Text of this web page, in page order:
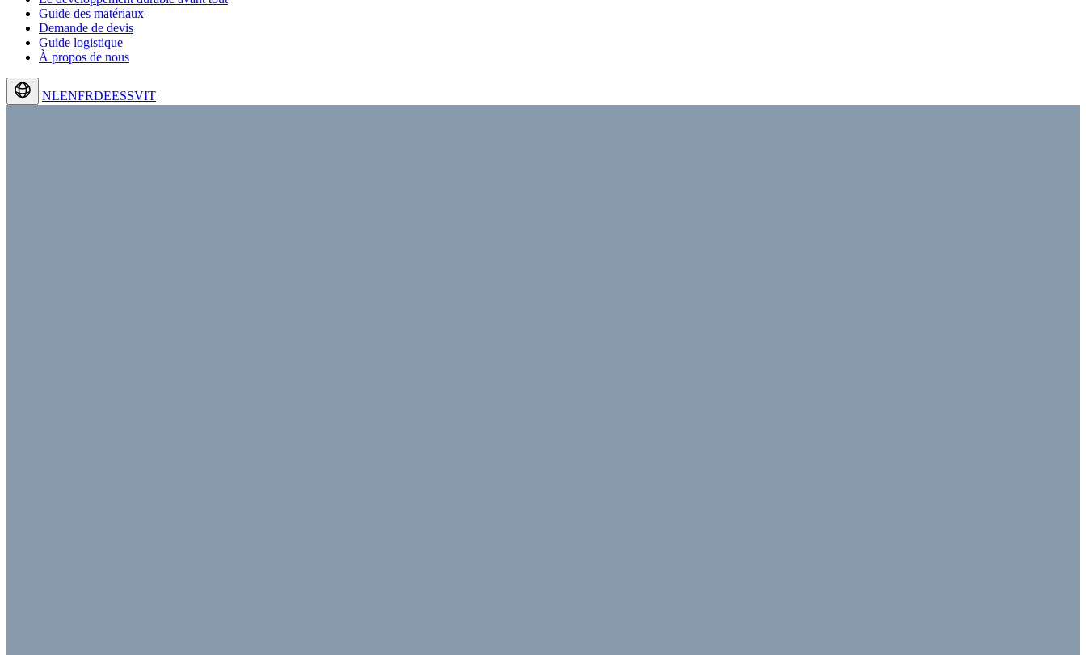
Guide des matériaux
Demande de devis
Guide logistique
À propos de nous
NLENFRDEESSVIT